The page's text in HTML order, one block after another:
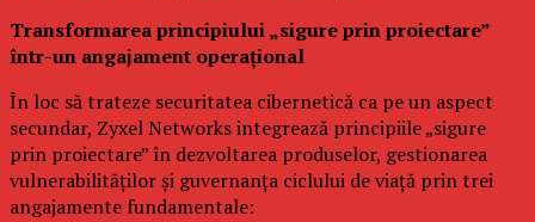
Transformarea principiului „sigure prin proiectare”
într-un angajament operațional
În loc să trateze securitatea cibernetică ca pe un aspect
secundar, Zyxel Networks integrează principiile „sigure
prin proiectare” în dezvoltarea produselor, gestionarea
vulnerabilităților și guvernanța ciclului de viață prin trei
angajamente fundamentale: